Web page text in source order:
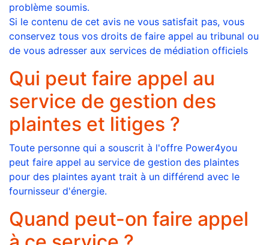
problème soumis.
Si le contenu de cet avis ne vous satisfait pas, vous
conservez tous vos droits de faire appel au tribunal ou
de vous adresser aux services de médiation officiels
Qui peut faire appel au
service de gestion des
plaintes et litiges ?
Toute personne qui a souscrit à l'offre Power4you
peut faire appel au service de gestion des plaintes
pour des plaintes ayant trait à un différend avec le
fournisseur d'énergie.
Quand peut-on faire appel